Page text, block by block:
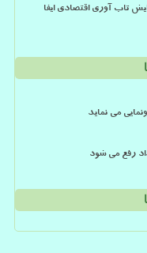
تاب آوری اقتصادی ایفا
می نماید